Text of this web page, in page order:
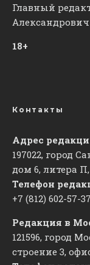
Главный
Александрович
18+
Контакты
Адрес
197022, город
дом 6, литера
Телефон
+7 (812) 602-57-37
Редакция в
121596, город
строение 3,